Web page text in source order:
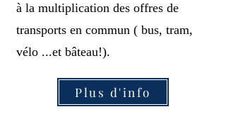
à la multiplication des offres de
transports en commun ( bus, tram,
vélo ...et bâteau!).
Plus d'info